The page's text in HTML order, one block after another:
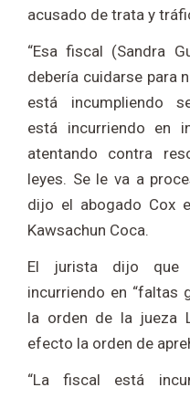
acusado de trata y
“Esa fiscal (Sandra
debería cuidarse para
está incumpliendo
está incurriendo en
atentando contra
leyes. Se le va a
dijo el abogado Cox
Kawsachun Coca.
El jurista dijo que
incurriendo en “faltas
la orden de la jueza
efecto la orden de
“La fiscal está